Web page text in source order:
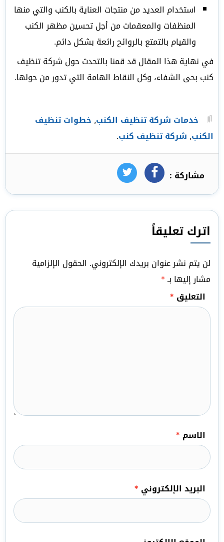
استخدام العديد من منتجات العناية بالكنب والتي منها
المنظفات والمعقمات من أجل تحسين مظهر الكنب
والقيام بالتمتع بالروائح رائعة بشكل دائم.
في نهاية هذا المقال قد قمنا بالتحدث حول شركة تنظيف
كنب بحى الشفاء، وكل النقاط الهامة التي تدور من حولها.
خدمات شركة تنظيف الكنب, خطوات تنظيف
الكنب, شركة تنظيف كنب.
مشاركة : فيسبوكتويتر
اترك تعليقاً
لن يتم نشر عنوان بريدك الإلكتروني. الحقول الإلزامية
مشار إليها بـ*
التعليق *
الاسم *
البريد الإلكتروني *